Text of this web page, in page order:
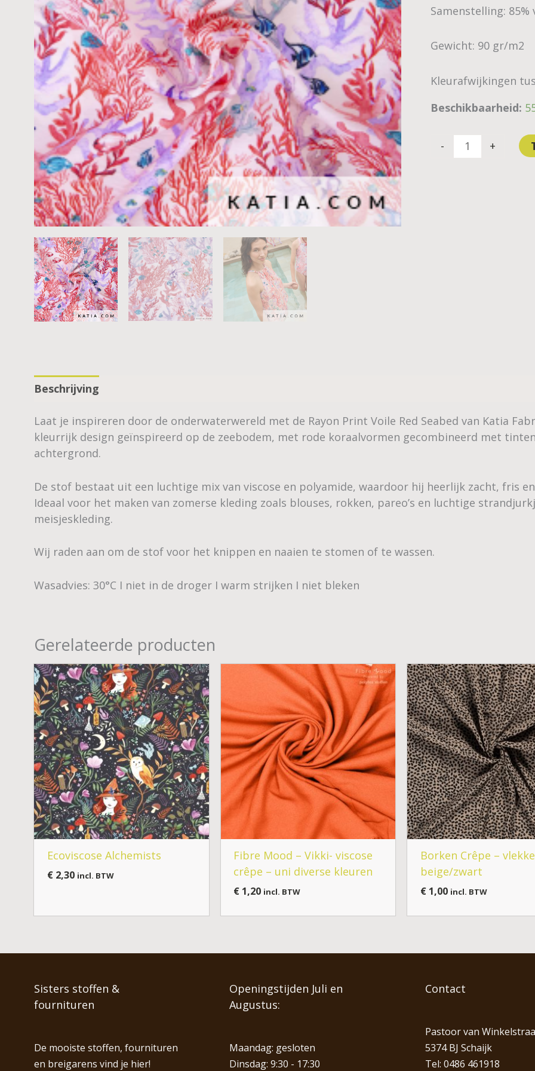
Samenstelling: 85%
Gewicht: 90 gr/m2
Kleurafwijkingen
Beschikbaarheid:
- +
Beschrijving
Laat je inspireren door de onderwaterwereld met de Rayon Print Voile Red Seabed van Katia
kleurrijk design geïnspireerd op de zeebodem, met rode koraalvormen gecombineerd met
achtergrond.
De stof bestaat uit een luchtige mix van viscose en polyamide, waardoor hij heerlijk zacht, fris
Ideaal voor het maken van zomerse kleding zoals blouses, rokken, pareo’s en luchtige
meisjeskleding.
Wij raden aan om de stof voor het knippen en naaien te stomen of te wassen.
Wasadvies: 30°C I niet in de droger I warm strijken I niet bleken
Gerelateerde producten
Ecoviscose Alchemists
€2,30 incl. BTW
Fibre Mood – Vikki- viscose
crêpe – uni diverse kleuren
€ 1,20 incl. BTW
Borken Crêpe –
beige/zwart
€1,00 incl. BTW
Sisters stoffen &
fournituren
De mooiste stoffen, fournituren
en breigarens vind je hier!
Openingstijden Juli en
Augustus:
Maandag: gesloten
Dinsdag: 9:30 - 17:30
Contact
Pastoor van
5374 BJ Schaijk
Tel: 0486 461918